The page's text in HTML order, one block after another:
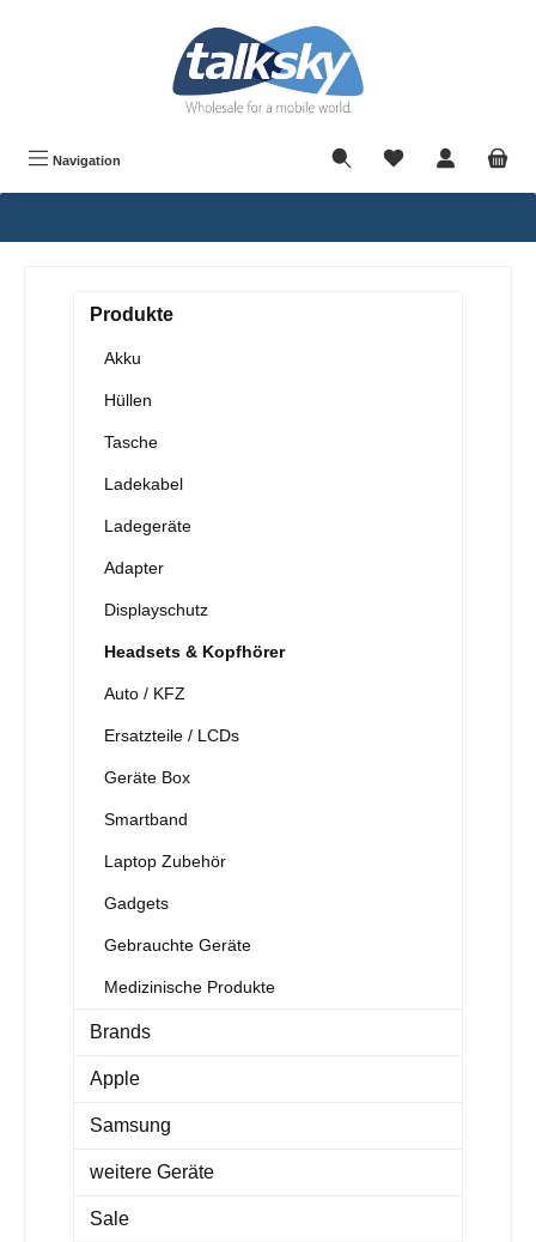
Navigation
Produkte
Akku
Hüllen
Tasche
Ladekabel
Ladegeräte
Adapter
Displayschutz
Headsets & Kopfhörer
Auto / KFZ
Ersatzteile / LCDs
Geräte Box
Smartband
Laptop Zubehör
Gadgets
Gebrauchte Geräte
Medizinische Produkte
Brands
Apple
Samsung
weitere Geräte
Sale